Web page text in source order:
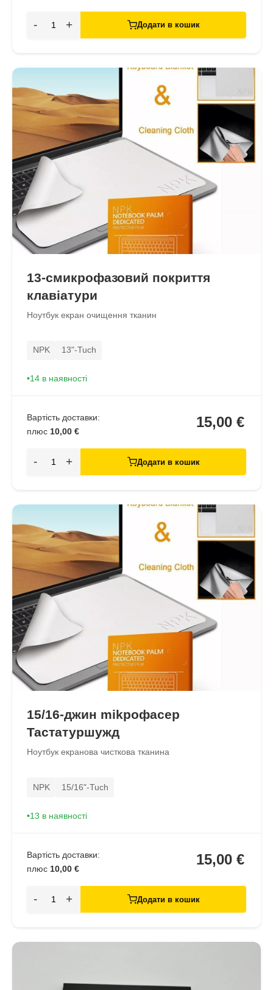
- + Додати в кошик
13-смикрофазовий покриття
клавіатури
Ноутбук екран очищення тканин
NPK 13"-Tuch
14 в наявності
Вартість доставки:
плюс 10,00 €
15,00 €
- + Додати в кошик
15/16-джин mikрофасер
Тастатуршужд
Ноутбук екранова чисткова тканина
NPK 15/16"-Tuch
13 в наявності
Вартість доставки:
плюс 10,00 €
15,00 €
- + Додати в кошик